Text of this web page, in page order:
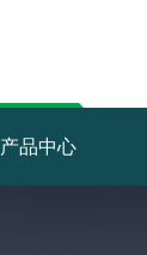
产品中心